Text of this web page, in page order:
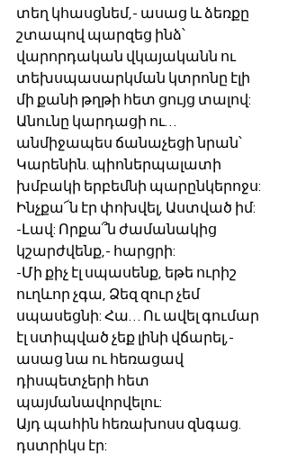
տեղ կհասցնեմ,- ասաց և ձեռքը
շտապով պարզեց ինձ՝
վարորդական վկայականն ու
տեխսպասարկման կտրոնը էլի
մի քանի թղթի հետ ցույց տալով:
Անունը կարդացի ու…
անմիջապես ճանաչեցի նրան՝
Կարենին. պիոներպալատի
խմբակի երբեմնի պարընկերոջս:
Ինչքա՜ն էր փոխվել, Աստված իմ:
-Լավ: Որքա՞ն ժամանակից
կշարժվենք,- հարցրի:
-Մի քիչ էլ սպասենք, եթե ուրիշ
ուղևոր չգա, Ձեզ զուր չեմ
սպասեցնի: Հա… Ու ավել գումար
էլ ստիպված չեք լինի վճարել,-
ասաց նա ու հեռացավ
դիսպետչերի հետ
պայմանավորվելու:
Այդ պահին հեռախոսս զնգաց.
դստրիկս էր: